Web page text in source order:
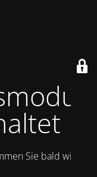
Sie bald wieder.